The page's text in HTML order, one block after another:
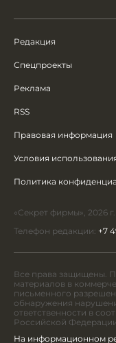
Редакция
Спецпроекты
Реклама
RSS
Правовая информация
Условия
Политика
«Секрет фирмы», 2026 г.
Телефон редакции: +7
Все права защищены.
материалов в
письменного
обнаружения
ответственности в
Российской
На информационном